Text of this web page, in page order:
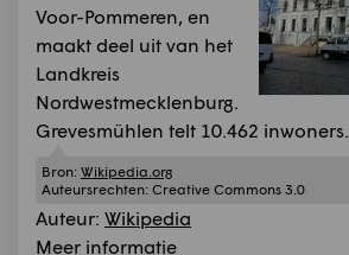
Voor-Pommeren, en
maakt deel uit van het
Landkreis
Nordwestmecklenburg.
Grevesmühlen telt 10.462 inwoners.
Bron: Wikipedia.org
Auteursrechten: Creative Commons 3.0
Auteur: Wikipedia
Meer informatie